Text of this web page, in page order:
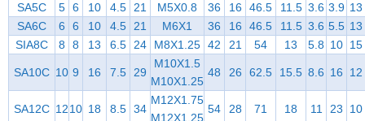
SA5C
5 6 10 4.5 21 M5X0.8 36 16 46.5 11.5 3.6 3.9 13
SA6C
6 6 10 4.5 21 M6X1 36 16 46.5 11.5 3.6 5.5 13
SIA8C
8 8 13 6.5 24 M8X1.25 42 21 54 13 5.8 10 15
SA10C 10 9 16 7.5 29
M10X1.5
M10X1.25
48 26 62.5 15.5 8.6 16 12
SA12C 1210 18 8.5 34
M12X1.75
M12X1.25
54 28 71 18 11 23 10